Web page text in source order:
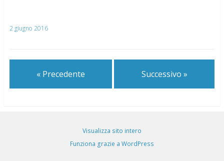
2 giugno 2016
« Precedente Successivo »
Visualizza sito intero
Funziona grazie a WordPress